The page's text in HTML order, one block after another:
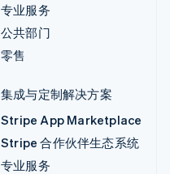
专业服务
公共部门
零售
集成与定制解决方案
Stripe App Marketplace
Stripe 合作伙伴生态系统
专业服务